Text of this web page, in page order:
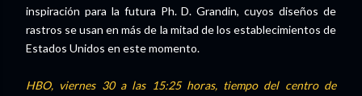
inspiración para la futura Ph. D. Grandin, cuyos diseños de
rastros se usan en más de la mitad de los establecimientos de
Estados Unidos en este momento.
HBO, viernes 30 a las 15:25 horas, tiempo del centro de